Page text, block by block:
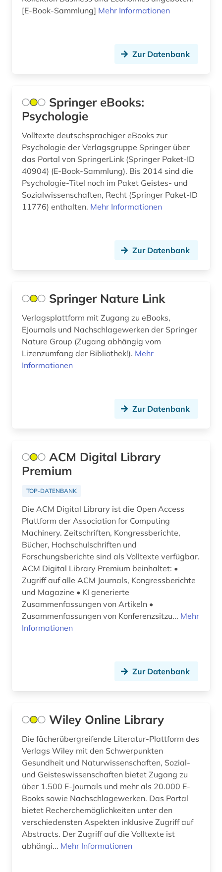
aufbereitung (1)
aufsatzsammlung (2)
aufzeichnung (1)
augenzeuge (8)
auktionskatalog (2)
ausbildung (2)
aussprache (2)
ausstellung (5)
australien (4)
authentizität (1)
autor (2)
außenhandel (3)
außenhandel mit industriegütern (1)
außenpolitik (1)
außenwirtschaft (2)
avantgarde (1)
balkanromanistik (1)
ballett (1)
baltikum (1)
bankenregulierung (1)
bankenstatistik (1)
bargfeld (1)
barock (1)
[E-Book-Sammlung] Mehr Informationen
Zur Datenbank
Springer eBooks:
Psychologie
Volltexte deutschsprachiger eBooks zur
Psychologie der Verlagsgruppe Springer über
das Portal von SpringerLink (Springer Paket-ID
40904) (E-Book-Sammlung). Bis 2014 sind die
Psychologie-Titel noch im Paket Geistes- und
Sozialwissenschaften, Recht (Springer Paket-ID
11776) enthalten. Mehr Informationen
Zur Datenbank
Springer Nature Link
Verlagsplattform mit Zugang zu eBooks,
EJournals und Nachschlagewerken der Springer
Nature Group (Zugang abhängig vom
Lizenzumfang der Bibliothek!). Mehr
Informationen
Zur Datenbank
ACM Digital Library
Premium
TOP-DATENBANK
Die ACM Digital Library ist die Open Access
Plattform der Association for Computing
Machinery. Zeitschriften, Kongressberichte,
Bücher, Hochschulschriften und
Forschungsberichte sind als Volltexte verfügbar.
ACM Digital Library Premium beinhaltet: •
Zugriff auf alle ACM Journals, Kongressberichte
und Magazine • KI generierte
Zusammenfassungen von Artikeln •
Zusammenfassungen von Konferenzsitzu... Mehr
Informationen
Zur Datenbank
Wiley Online Library
Die fächerübergreifende Literatur-Plattform des
Verlags Wiley mit den Schwerpunkten
Gesundheit und Naturwissenschaften, Sozial-
und Geisteswissenschaften bietet Zugang zu
über 1.500 E-Journals und mehr als 20.000 E-
Books sowie Nachschlagewerken. Das Portal
bietet Recherchemöglichkeiten unter den
verschiedensten Aspekten inklusive Zugriff auf
Abstracts. Der Zugriff auf die Volltexte ist
abhängi... Mehr Informationen